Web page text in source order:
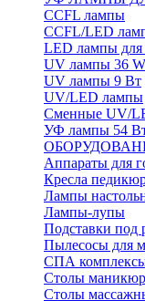
CCFL лампы
CCFL/LED
LED лампы для
UV лампы 36 W
UV лампы 9 Вт
UV/LED лампы
Сменные UV/
УФ лампы 54
Аппараты для
Кресла
Лампы
Лампы-лупы
Подставки под
Пылесосы для
СПА
Столы
Столы